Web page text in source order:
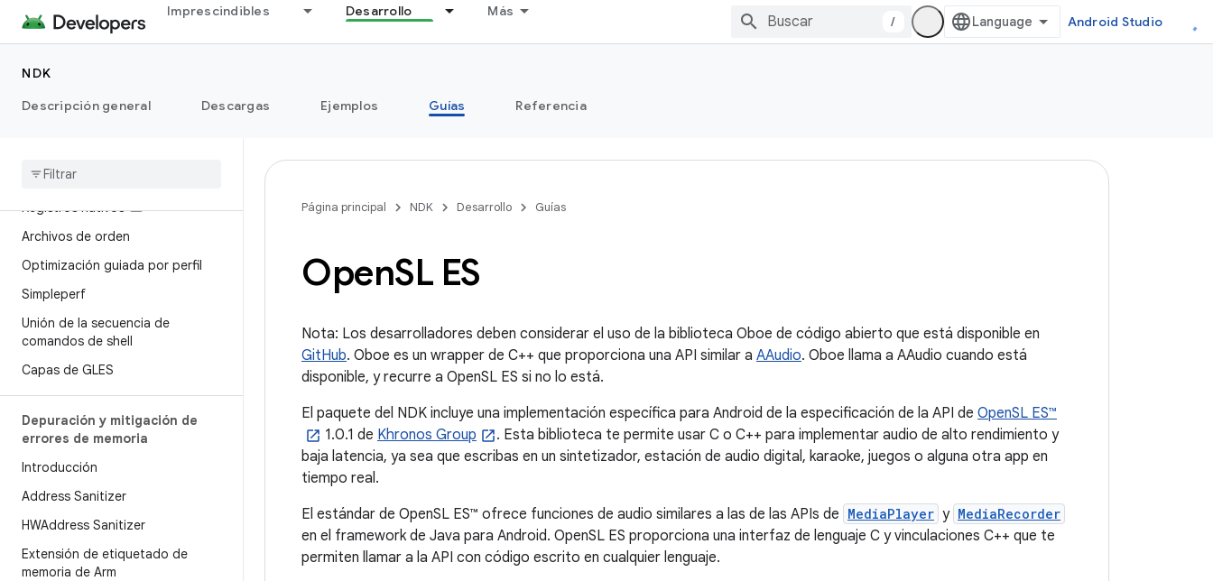
Imprescindibles Desarrollo Más
/ Android Studio
NDK
Descripción general
Descargas Ejemplos Guías Referencia
Usa APIs más recientes
ndk-stack
Registros nativos
Archivos de orden
Optimización guiada por perfil
Simpleperf
Unión de la secuencia de
comandos de shell
Capas de GLES
Depuración y mitigación de
errores de memoria
Introducción
Address Sanitizer
HWAddress Sanitizer
Extensión de etiquetado de
memoria de Arm
Página principal NDK Desarrollo Guías
OpenSL ES
Nota: Los desarrolladores deben considerar el uso de la biblioteca Oboe de código abierto que está disponible en
GitHub. Oboe es un wrapper de C++ que proporciona una API similar a AAudio. Oboe llama a AAudio cuando está
disponible, y recurre a OpenSL ES si no lo está.
El paquete del NDK incluye una implementación específica para Android de la especificación de la API de OpenSL ES™
1.0.1 de Khronos Group
. Esta biblioteca te permite usar C o C++ para implementar audio de alto rendimiento y
baja latencia, ya sea que escribas en un sintetizador, estación de audio digital, karaoke, juegos o alguna otra app en
tiempo real.
El estándar de OpenSL ES™ ofrece funciones de audio similares a las de las APIs de MediaPlayer y MediaRecorder
en el framework de Java para Android. OpenSL ES proporciona una interfaz de lenguaje C y vinculaciones C++ que te
permiten llamar a la API con código escrito en cualquier lenguaje.